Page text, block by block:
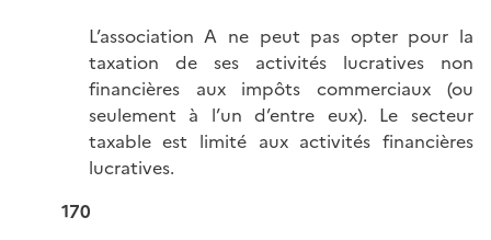
L’association A ne peut pas opter pour la
taxation de ses activités lucratives non
financières aux impôts commerciaux (ou
seulement à l’un d’entre eux). Le secteur
taxable est limité aux activités financières
lucratives.
170